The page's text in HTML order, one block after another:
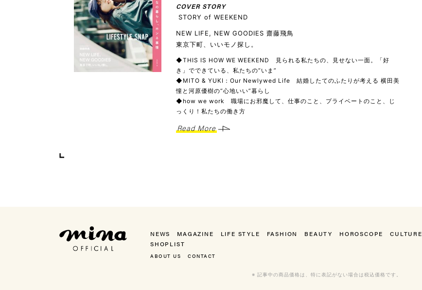
COVER STORY
STORY of WEEKEND
NEW LIFE, NEW GOODIES 齋藤飛鳥
東京下町、いいモノ探し。
◆THIS IS HOW WE WEEKEND 見られる私たちの、見せない一面。「好
き」でできている、私たちの“いま”
◆MITO & YUKI：Our Newlywed Life 結婚したてのふたりが考える 横田美
憧と河原優樹の“心地いい”暮らし
◆how we work 職場にお邪魔して、仕事のこと、プライベートのこと、じ
っくり！私たちの働き方
Read More
NEWS MAGAZINE LIFE STYLE FASHION BEAUTY HOROSCOPE CULTURE
SHOPLIST
ABOUT US CONTACT
※ 記事中の商品価格は、特に表記がない場合は税込価格です。